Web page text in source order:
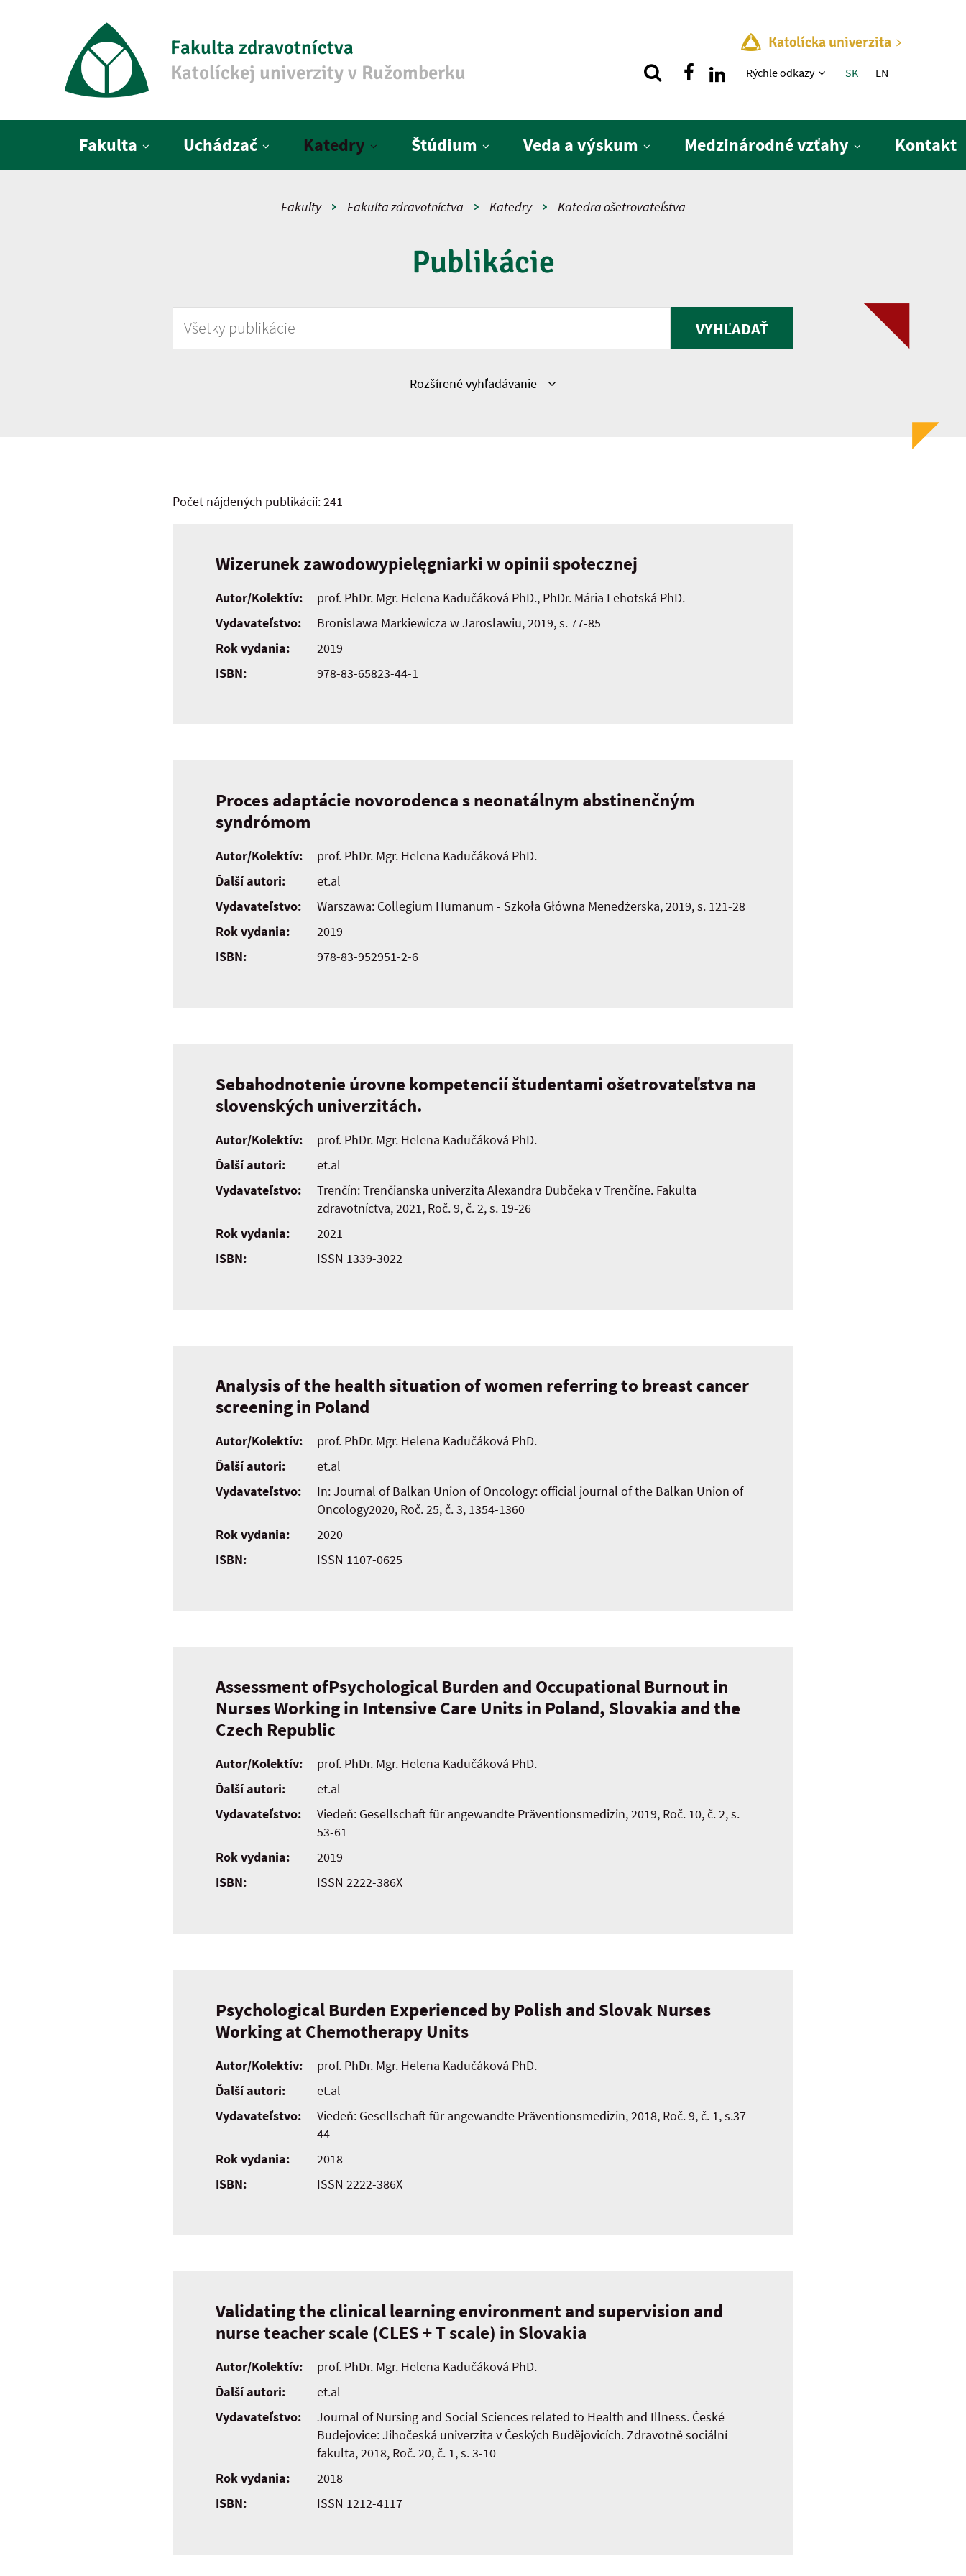
Fakulta zdravotníctva
Katolíckej univerzity v Ružomberku
Katolícka univerzita
Rýchle menu
Rýchle odkazy SK EN
Fakulta Uchádzač Katedry Štúdium Veda a výskum Medzinárodné vzťahy Kontakt
Fakulty Fakulta zdravotníctva Katedry Katedra ošetrovateľstva
Publikácie
Vyhľadávať podľa kľúčového slova VYHĽADAŤ
Zobraziť
Rozšírené vyhľadávanie
Počet nájdených publikácií: 241
Wizerunek zawodowypielęgniarki w opinii społecznej
Autor/Kolektív:
prof. PhDr. Mgr. Helena Kadučáková PhD., PhDr. Mária Lehotská PhD.
Vydavateľstvo:
Bronislawa Markiewicza w Jaroslawiu, 2019, s. 77-85
Rok vydania:
2019
ISBN:
978-83-65823-44-1
Proces adaptácie novorodenca s neonatálnym abstinenčným
syndrómom
Autor/Kolektív:
prof. PhDr. Mgr. Helena Kadučáková PhD.
Ďalší autori:
et.al
Vydavateľstvo:
Warszawa: Collegium Humanum - Szkoła Główna Menedżerska, 2019, s. 121-28
Rok vydania:
2019
ISBN:
978-83-952951-2-6
Sebahodnotenie úrovne kompetencií študentami ošetrovateľstva na
slovenských univerzitách.
Autor/Kolektív:
prof. PhDr. Mgr. Helena Kadučáková PhD.
Ďalší autori:
et.al
Vydavateľstvo:
Trenčín: Trenčianska univerzita Alexandra Dubčeka v Trenčíne. Fakulta
zdravotníctva, 2021, Roč. 9, č. 2, s. 19-26
Rok vydania:
2021
ISBN:
ISSN 1339-3022
Analysis of the health situation of women referring to breast cancer
screening in Poland
Autor/Kolektív:
prof. PhDr. Mgr. Helena Kadučáková PhD.
Ďalší autori:
et.al
Vydavateľstvo:
In: Journal of Balkan Union of Oncology: official journal of the Balkan Union of
Oncology2020, Roč. 25, č. 3, 1354-1360
Rok vydania:
2020
ISBN:
ISSN 1107-0625
Assessment ofPsychological Burden and Occupational Burnout in
Nurses Working in Intensive Care Units in Poland, Slovakia and the
Czech Republic
Autor/Kolektív:
prof. PhDr. Mgr. Helena Kadučáková PhD.
Ďalší autori:
et.al
Vydavateľstvo:
Viedeň: Gesellschaft für angewandte Präventionsmedizin, 2019, Roč. 10, č. 2, s.
53-61
Rok vydania:
2019
ISBN:
ISSN 2222-386X
Psychological Burden Experienced by Polish and Slovak Nurses
Working at Chemotherapy Units
Autor/Kolektív:
prof. PhDr. Mgr. Helena Kadučáková PhD.
Ďalší autori:
et.al
Vydavateľstvo:
Viedeň: Gesellschaft für angewandte Präventionsmedizin, 2018, Roč. 9, č. 1, s.37-
44
Rok vydania:
2018
ISBN:
ISSN 2222-386X
Validating the clinical learning environment and supervision and
nurse teacher scale (CLES + T scale) in Slovakia
Autor/Kolektív:
prof. PhDr. Mgr. Helena Kadučáková PhD.
Ďalší autori:
et.al
Vydavateľstvo:
Journal of Nursing and Social Sciences related to Health and Illness. České
Budejovice: Jihočeská univerzita v Českých Budějovicích. Zdravotně sociální
fakulta, 2018, Roč. 20, č. 1, s. 3-10
Rok vydania:
2018
ISBN:
ISSN 1212-4117